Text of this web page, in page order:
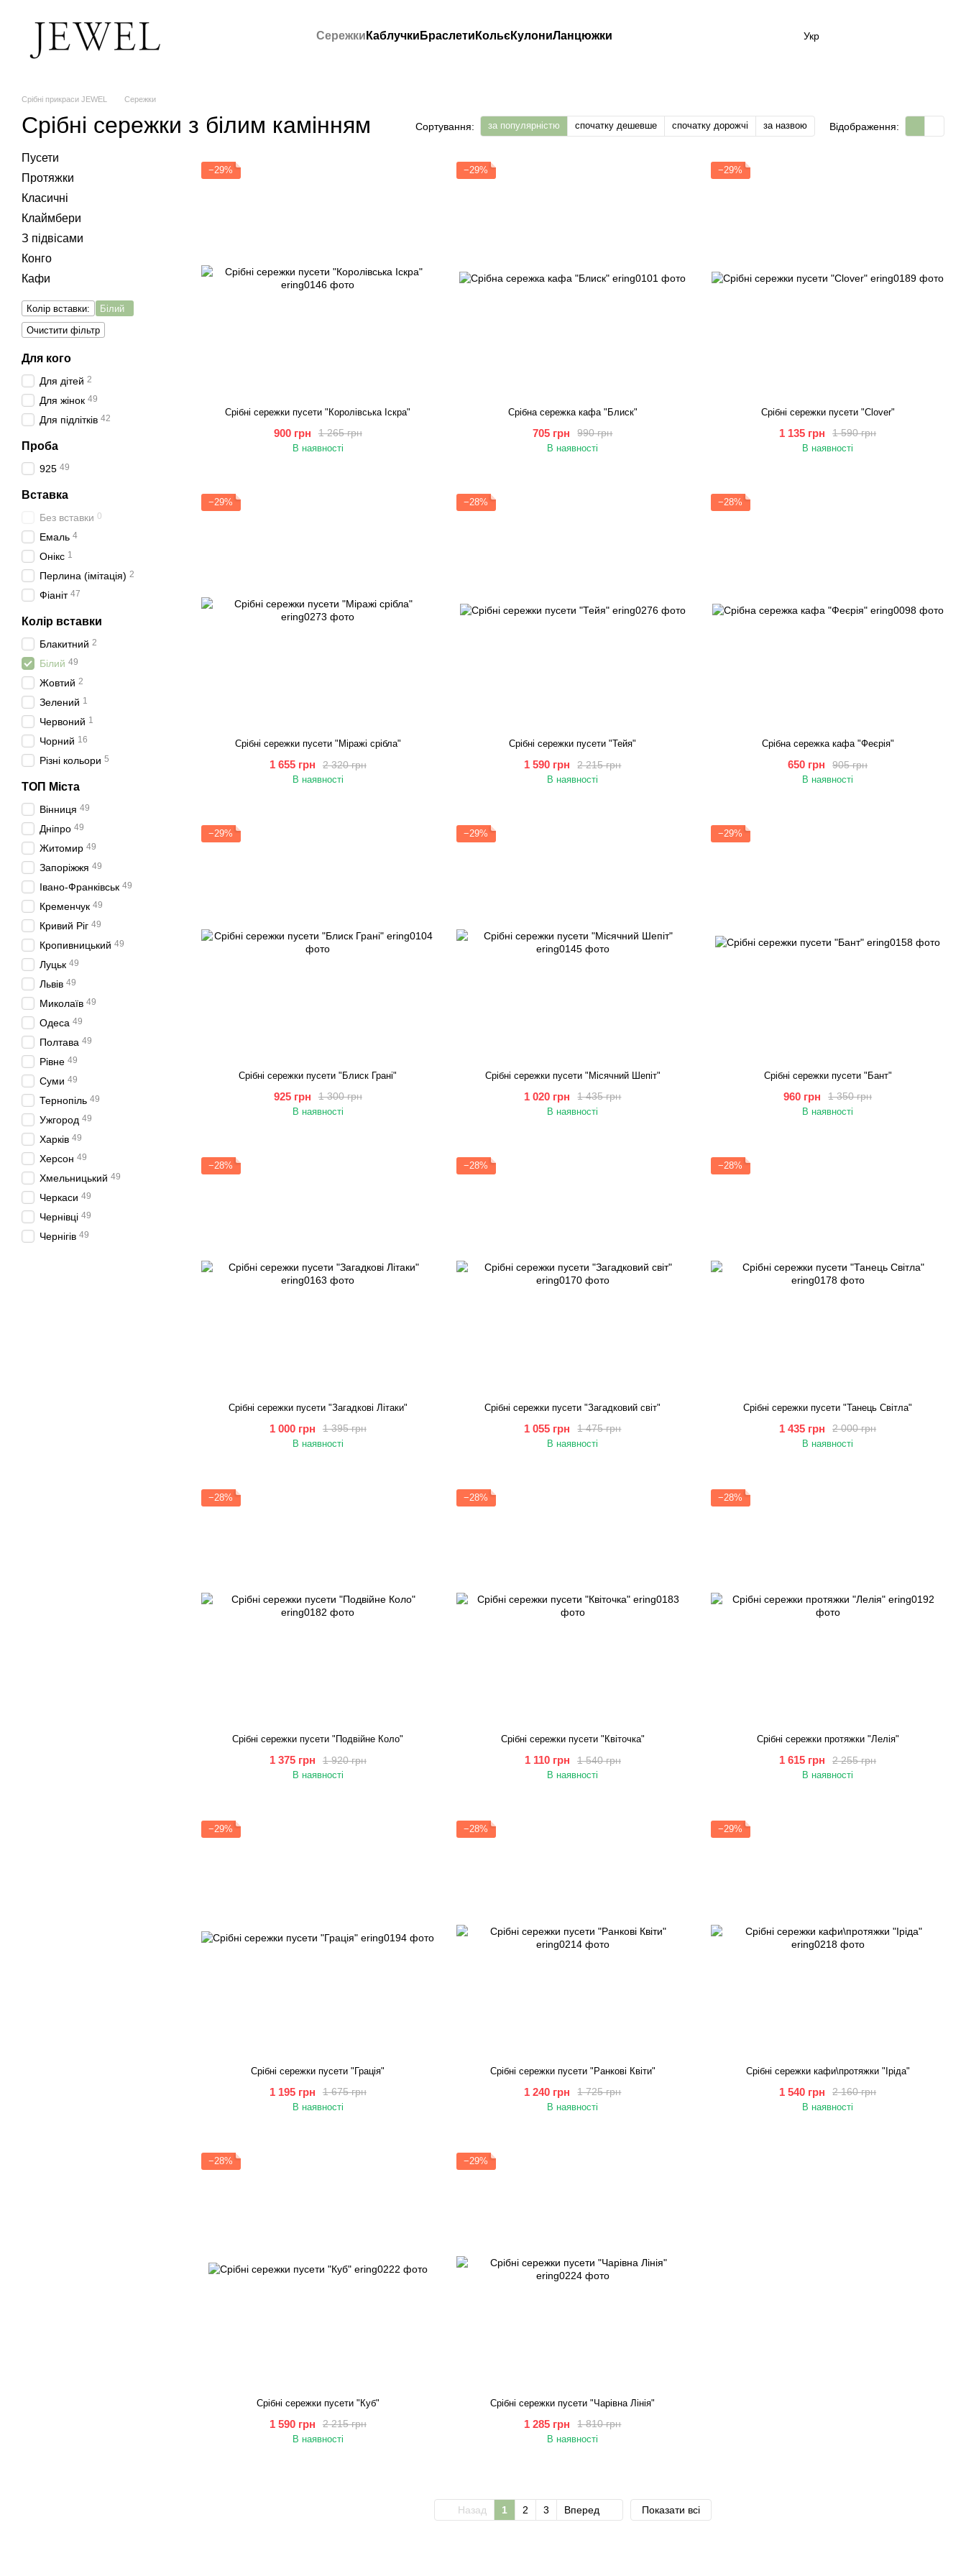
Сережки Каблучки Браслети КольєКулониЛанцюжки Укр
Срібні прикраси JEWEL Сережки
Срібні сережки з білим камінням Сортування: за популярністю спочатку дешевше спочатку дорожчі за назвою Відображення:
−29%
Срібні сережки пусети "Королівська Іскра"
1 265 грн
900 грн
В наявності
−29%
Срібна сережка кафа "Блиск"
990 грн
705 грн
В наявності
−29%
Срібні сережки пусети "Сlover"
1 590 грн
1 135 грн
В наявності
−29%
Срібні сережки пусети "Міражі срібла"
2 320 грн
1 655 грн
В наявності
−28%
Срібні сережки пусети "Тейя"
2 215 грн
1 590 грн
В наявності
−28%
Срібна сережка кафа "Феєрія"
905 грн
650 грн
В наявності
−29%
Срібні сережки пусети "Блиск Грані"
1 300 грн
925 грн
В наявності
−29%
Срібні сережки пусети "Місячний Шепіт"
1 435 грн
1 020 грн
В наявності
−29%
Cрібні сережки пусети "Бант"
1 350 грн
960 грн
В наявності
−28%
Срібні сережки пусети "Загадкові Літаки"
1 395 грн
1 000 грн
В наявності
−28%
Срібні сережки пусети "Загадковий світ"
1 475 грн
1 055 грн
В наявності
−28%
Cрібні сережки пусети "Танець Світла"
2 000 грн
1 435 грн
В наявності
−28%
Срібні сережки пусети "Подвійне Коло"
1 920 грн
1 375 грн
В наявності
−28%
Срібні сережки пусети "Квіточка"
1 540 грн
1 110 грн
В наявності
−28%
Срібні сережки протяжки "Лелія"
2 255 грн
1 615 грн
В наявності
−29%
Срібні сережки пусети "Грація"
1 675 грн
1 195 грн
В наявності
−28%
Срібні сережки пусети "Ранкові Квіти"
1 725 грн
1 240 грн
В наявності
−29%
Срібні сережки кафи\протяжки "Іріда"
2 160 грн
1 540 грн
В наявності
−28%
Срібні сережки пусети "Куб"
2 215 грн
1 590 грн
В наявності
−29%
Срібні сережки пусети "Чарівна Лінія"
1 810 грн
1 285 грн
В наявності
Назад 1 2 3 Вперед Показати всі
Пусети
Протяжки
Класичні
Клаймбери
З підвісами
Конго
Кафи
Колір вставки:
Білий
Очистити фільтр
Для кого
Для дітей 2
Для жінок 49
Для підлітків 42
Проба
925 49
Вставка
Без вставки 0
Емаль 4
Онікс 1
Перлина (імітація) 2
Фіаніт 47
Колір вставки
Блакитний 2
Білий 49
Жовтий 2
Зелений 1
Червоний 1
Чорний 16
Різні кольори 5
ТОП Міста
Вінниця 49
Дніпро 49
Житомир 49
Запоріжжя 49
Івано-Франківськ 49
Кременчук 49
Кривий Ріг 49
Кропивницький 49
Луцьк 49
Львів 49
Миколаїв 49
Одеса 49
Полтава 49
Рівне 49
Суми 49
Тернопіль 49
Ужгород 49
Харків 49
Херсон 49
Хмельницький 49
Черкаси 49
Чернівці 49
Чернігів 49